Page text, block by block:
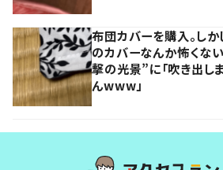
布団カバーを購入。し
のカバーなんか怖くな
撃の光景”に「吹き出し
んwww」